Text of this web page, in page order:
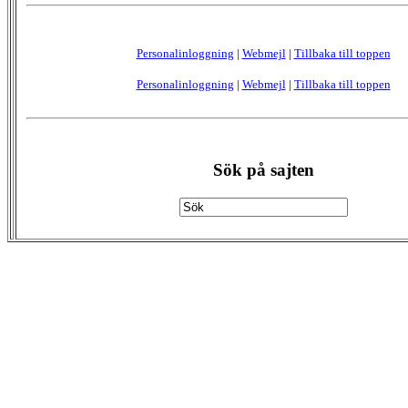
Personalinloggning | Webmejl| Tillbaka till toppen
Personalinloggning | Webmejl| Tillbaka till toppen
Sök på sajten